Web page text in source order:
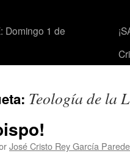
Domingo 1 de
Teología de la
José Cristo Rey García